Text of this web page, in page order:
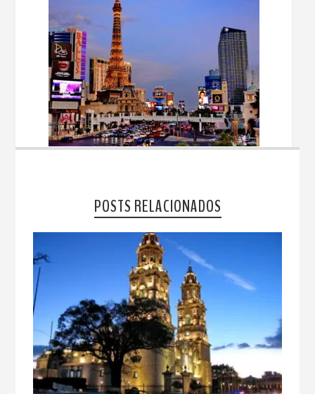
POSTS RELACIONADOS